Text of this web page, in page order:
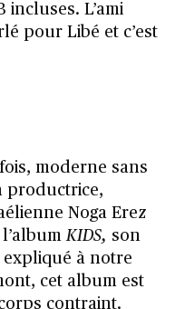
incluses. L’ami
pour Libé et c’est
moderne sans
productrice,
Noga Erez
l’albumKIDS, son
expliqué à notre
cet album est
contraint.